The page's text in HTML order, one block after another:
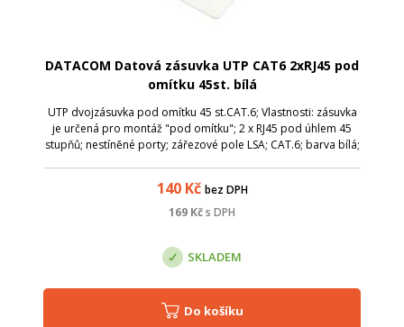
DATACOM Datová zásuvka UTP CAT6 2xRJ45 pod
omítku 45st. bílá
UTP dvojzásuvka pod omítku 45 st.CAT.6; Vlastnosti: zásuvka
je určená pro montáž "pod omítku"; 2 x RJ45 pod úhlem 45
stupňů; nestíněné porty; zářezové pole LSA; CAT.6; barva bílá;
140Kč bez DPH
169 Kčs DPH
SKLADEM
Do košíku